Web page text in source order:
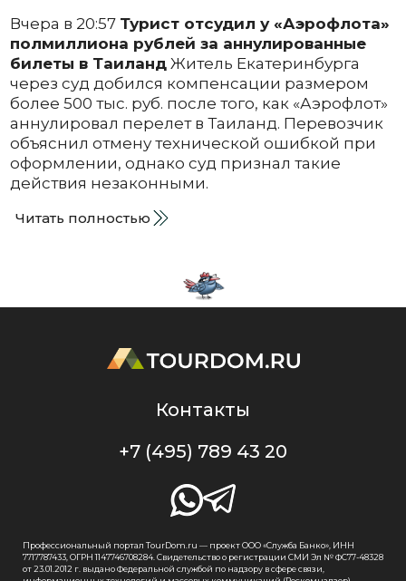
Вчера в 20:57 Турист отсудил у «Аэрофлота»
полмиллиона рублей за аннулированные
билеты в ТаиландЖитель Екатеринбурга
через суд добился компенсации размером
более 500 тыс. руб. после того, как «Аэрофлот»
аннулировал перелет в Таиланд. Перевозчик
объяснил отмену технической ошибкой при
оформлении, однако суд признал такие
действия незаконными.
Читать полностью
Контакты
+7 (495) 789 43 20
Профессиональный портал TourDom.ru — проект ООО «Служба Банко», ИНН
7717787433, ОГРН 1147746708284. Свидетельство о регистрации СМИ Эл № ФС77-48328
от 23.01.2012 г. выдано Федеральной службой по надзору в сфере связи,